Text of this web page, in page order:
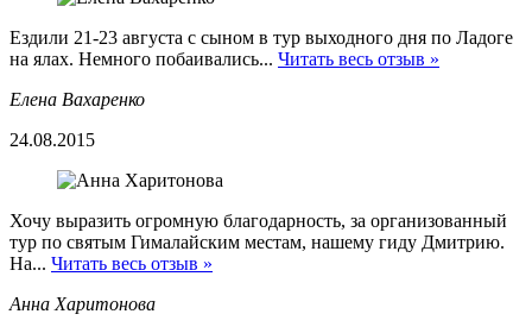
Ездили 21-23 августа с сыном в тур выходного дня по Ладоге
на ялах. Немного побаивались... Читать весь отзыв »
Елена Вахаренко
24.08.2015
Хочу выразить огромную благодарность, за организованный
тур по святым Гималайским местам, нашему гиду Дмитрию.
На... Читать весь отзыв »
Анна Харитонова